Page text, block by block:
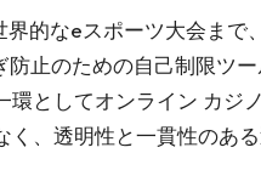
的なeスポーツ大会まで
止のための自己制限ツ
環としてオンライン カジ
、透明性と一貫性のあ